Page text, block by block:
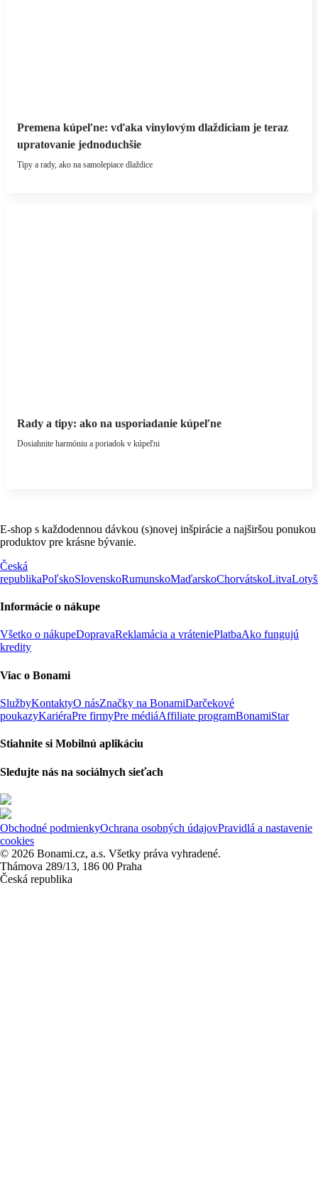
Premena kúpeľne: vďaka vinylovým dlaždiciam je teraz
upratovanie jednoduchšie
Tipy a rady, ako na samolepiace dlaždice
Rady a tipy: ako na usporiadanie kúpeľne
Dosiahnite harmóniu a poriadok v kúpeľni
E-shop s každodennou dávkou (s)novej inšpirácie a najširšou ponukou
produktov pre krásne bývanie.
Česká
republikaPoľskoSlovenskoRumunskoMaďarskoChorvátskoLitva
Informácie o nákupe
Všetko o nákupeDopravaReklamácia a vráteniePlatbaAko fungujú
kredity
Viac o Bonami
SlužbyKontaktyO násZnačky na BonamiDarčekové
poukazyKariéraPre firmyPre médiáAffiliate programBonamiStar
Stiahnite si Mobilnú aplikáciu
Sledujte nás na sociálnych sieťach
Obchodné podmienkyOchrana osobných údajovPravidlá a nastavenie
cookies
© 2026 Bonami.cz, a.s. Všetky práva vyhradené.
Thámova 289/13, 186 00 Praha
Česká republika